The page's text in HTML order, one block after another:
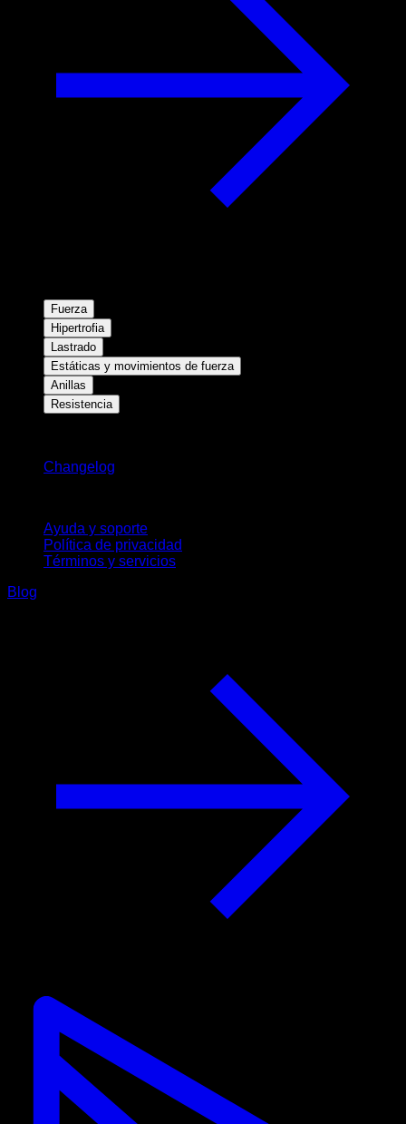
Fuerza
Hipertrofia
Lastrado
Estáticas y movimientos de fuerza
Anillas
Resistencia
Changelog
Ayuda y soporte
Política de privacidad
Términos y servicios
Blog